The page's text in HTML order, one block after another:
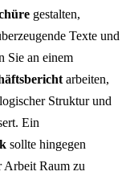
gestalten,
Texte und
Sie an einem
arbeiten,
Struktur und
Ein
sollte hingegen
Arbeit Raum zu